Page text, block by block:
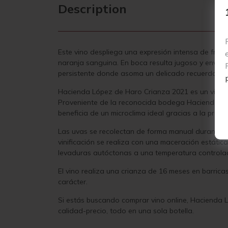
Description
Este vino despliega una expresión intensa de
naranja sanguina. En boca resulta jugoso y
persistente donde asoma un delicado recuerdo a
Hacienda López de Haro Crianza 2021 es un
Proveniente de la reconocida bodega Hacienda
beneficia de un microclima ideal gracias a la
Las uvas se recolectan de forma manual durante
vinificación se realiza con una maceración
levaduras autóctonas a una temperatura
El vino realiza una crianza de 16 meses en
carácter.
Si estás buscando comprar vino online,
calidad-precio, todo en una sola botella.